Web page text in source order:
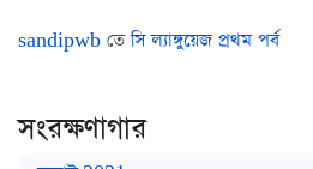
sandipwb তেসি ল্যাঙ্গুয়েজ প্রথম পর্ব
সংরক্ষণাগার